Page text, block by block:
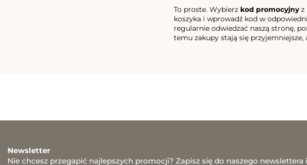
To proste. Wybierz kod promocyjnyz
koszyka i wprowadź kod w
regularnie odwiedzać naszą stronę,
temu zakupy stają się przyjemniejsze,
Newsletter
Nie chcesz przegapić najlepszych promocji? Zapisz się do naszego newslettera i